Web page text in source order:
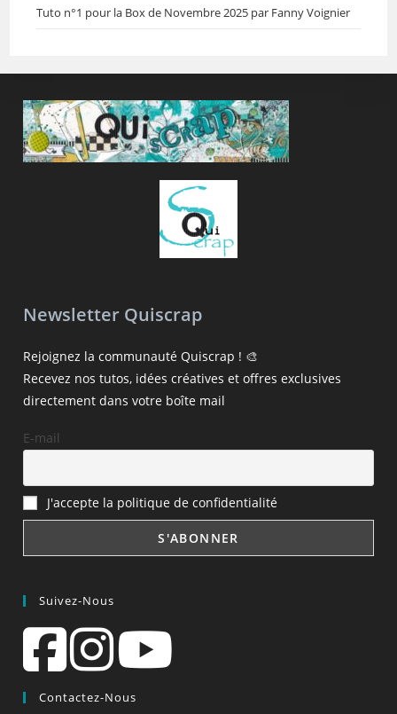
Tuto n°1 pour la Box de Novembre 2025 par Fanny Voignier
Newsletter Quiscrap
Rejoignez la communauté Quiscrap ! 🎨
Recevez nos tutos, idées créatives et offres exclusives
directement dans votre boîte mail
E-mail
J'accepte la politique de confidentialité
Suivez-Nous
Contactez-Nous